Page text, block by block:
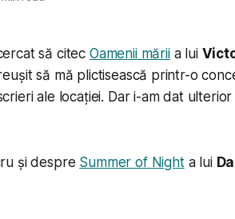
să citec Oamenii măriia lui
să mă plictisească printr-o
ale locației. Dar i-am dat
și despre Summer of Nighta lui